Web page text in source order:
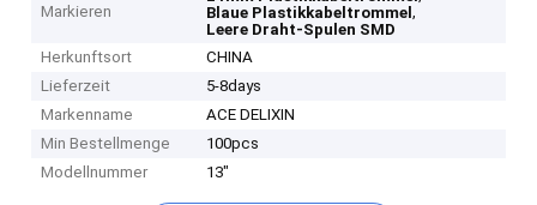
Markieren
Blaue Plastikkabeltrommel,
Leere Draht-Spulen SMD
Herkunftsort
CHINA
Lieferzeit
5-8days
Markenname
ACE DELIXIN
Min Bestellmenge
100pcs
Modellnummer
13"